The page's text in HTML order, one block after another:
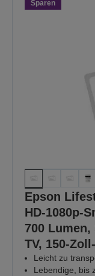
Sparen
Epson
HD-1080p-
700
TV, 150-
Leicht zu
Lebendige, bis